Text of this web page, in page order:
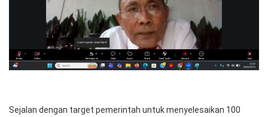
Sejalan dengan target pemerintah untuk menyelesaikan 100